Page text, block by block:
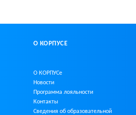
О КОРПУСЕ
О КОРПУСе
Новости
Программа лояльности
Контакты
Сведения об образовательной